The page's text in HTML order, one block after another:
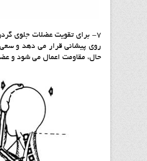
۷- برای تقویت عضلات جلوی
روی پیشانی قرار می دهد و
حال، مقاومت اعمال می شود و